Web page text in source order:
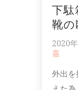
下
靴の
2020
嘉
外出を